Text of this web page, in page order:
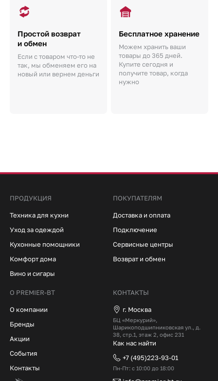
Простой возврат
и обмен
Если с товаром что-то не
так, мы обменяем его на
новый или вернем деньги
Бесплатное хранение
Можем хранить ваши
товары до 365 дней.
Купите сегодня и
получите товар, когда
нужно
ПРОДУКЦИЯ
Техника для кухни
Уход за одеждой
Кухонные помощники
Комфорт дома
Вино и сигары
ПОКУПАТЕЛЯМ
Доставка и оплата
Подключение
Сервисные центры
Возврат и обмен
О PREMIER-BT
О компании
Бренды
Акции
События
Контакты
КОНТАКТЫ
г. Москва
БЦ «Меркурий»,
Шарикоподшипниковская ул., д.
38, стр.1, этаж 2, офис 231
Как нас найти
+7 (495)223-93-01
Пн-Пт: с 10:00 до 18:00